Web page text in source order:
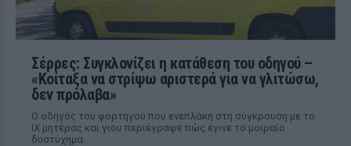
Σέρρες: Συγκλονίζει η κατάθεση του οδηγού –
«Κοίταξα να στρίψω αριστερά για να γλιτώσω,
δεν πρόλαβα»
Ο οδηγός του φορτηγού που ενεπλάκη στη σύγκρουση με το
ΙΧ μητέρας και γιου περιέγραψε πώς έγινε το μοιραίο
δυστύχημα.